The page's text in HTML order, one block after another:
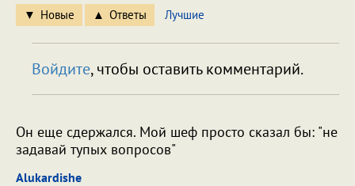
Новые Ответы Лучшие
Войдите, чтобы оставить комментарий.
Он еще сдержался. Мой шеф просто сказал бы: "не
задавай тупых вопросов"
Alukardishe